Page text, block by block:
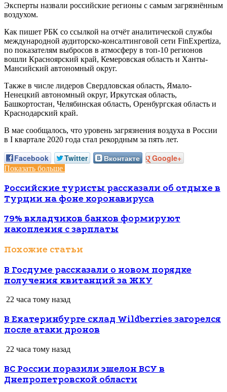
Эксперты назвали российские регионы с самым загрязнённым
воздухом.
Как пишет РБК со ссылкой на отчёт аналитической службы
международной аудиторско-консалтинговой сети FinExpertiza,
по показателям выбросов в атмосферу в топ-10 регионов
вошли Красноярский край, Кемеровская область и Ханты-
Мансийский автономный округ.
Также в числе лидеров Свердловская область, Ямало-
Ненецкий автономный округ, Иркутская область,
Башкортостан, Челябинская область, Оренбургская область и
Краснодарский край.
В мае сообщалось, что уровень загрязнения воздуха в России
в I квартале 2020 года стал рекордным за пять лет.
Facebook Twitter Вконтакте Google+
Показать больше
Российские туристы рассказали об отдыхе в
Турции на фоне коронавируса
79% вкладчиков банков формируют
накопления с зарплаты​
Похожие статьи
В Госдуме рассказали о новом порядке
получения квитанций за ЖКУ
22 часа тому назад
В Екатеринбурге склад Wildberries загорелся
после атаки дронов
22 часа тому назад
ВС России поразили эшелон ВСУ в
Днепропетровской области